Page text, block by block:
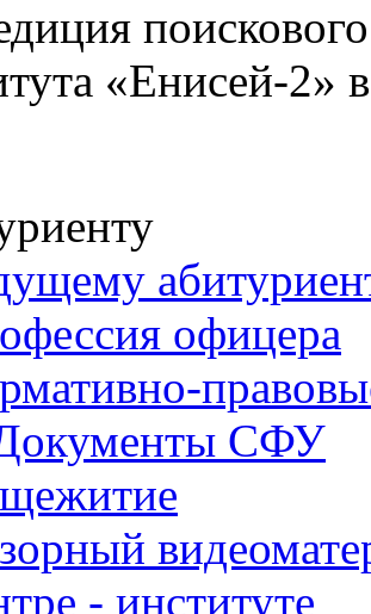
«Енисей-2»
офицера
СФУ
- институте